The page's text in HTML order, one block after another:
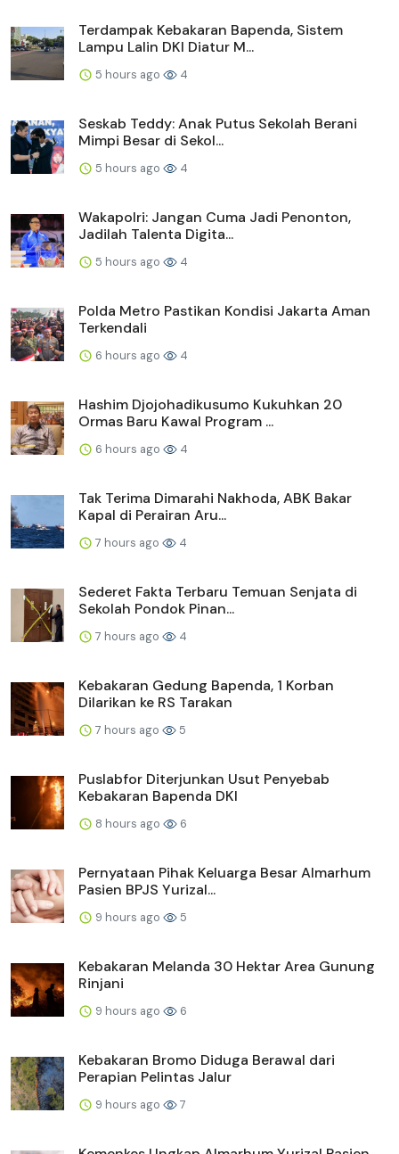
Terdampak Kebakaran Bapenda, Sistem
Lampu Lalin DKI Diatur M...
5 hours ago 4
Seskab Teddy: Anak Putus Sekolah Berani
Mimpi Besar di Sekol...
5 hours ago 4
Wakapolri: Jangan Cuma Jadi Penonton,
Jadilah Talenta Digita...
5 hours ago 4
Polda Metro Pastikan Kondisi Jakarta Aman
Terkendali
6 hours ago 4
Hashim Djojohadikusumo Kukuhkan 20
Ormas Baru Kawal Program ...
6 hours ago 4
Tak Terima Dimarahi Nakhoda, ABK Bakar
Kapal di Perairan Aru...
7 hours ago 4
Sederet Fakta Terbaru Temuan Senjata di
Sekolah Pondok Pinan...
7 hours ago 4
Kebakaran Gedung Bapenda, 1 Korban
Dilarikan ke RS Tarakan
7 hours ago 5
Puslabfor Diterjunkan Usut Penyebab
Kebakaran Bapenda DKI
8 hours ago 6
Pernyataan Pihak Keluarga Besar Almarhum
Pasien BPJS Yurizal...
9 hours ago 5
Kebakaran Melanda 30 Hektar Area Gunung
Rinjani
9 hours ago 6
Kebakaran Bromo Diduga Berawal dari
Perapian Pelintas Jalur
9 hours ago 7